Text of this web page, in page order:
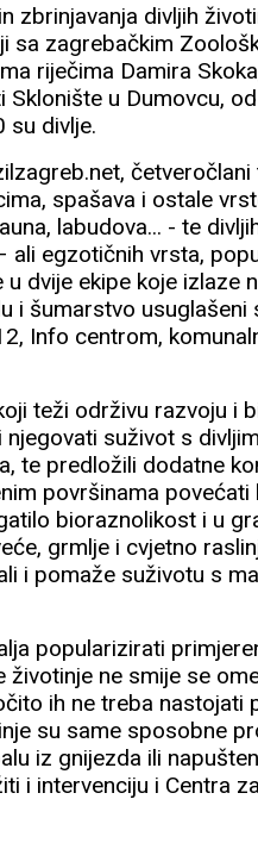
zbrinjavanja divljih
sa zagrebačkim
riječima Damira
u Dumovcu,
su divlje.
četveročlani
spašava i ostale
labudova... - te
ali egzotičnih vrsta,
dvije ekipe koje izlaze
i šumarstvo usuglašeni
Info centrom,
teži održivu razvoju i
suživot s
te predložili dodatne
površinama povećati
bioraznolikost i u
grmlje i cvjetno
i pomaže suživotu s
popularizirati
životinje ne smije se
ih ne treba nastojati
su same sposobne
iz gnijezda ili
i intervenciju i Centra